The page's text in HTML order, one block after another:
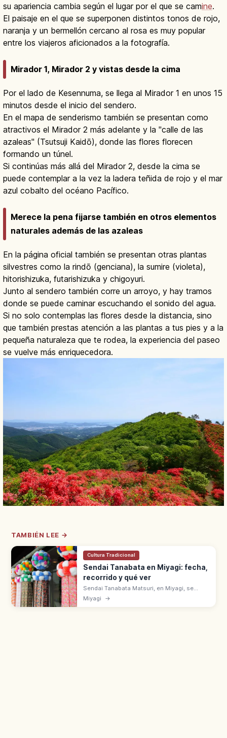
su apariencia cambia según el lugar por el que se camine.
El paisaje en el que se superponen distintos tonos de rojo,
naranja y un bermellón cercano al rosa es muy popular
entre los viajeros aficionados a la fotografía.
Mirador 1, Mirador 2 y vistas desde la cima
Por el lado de Kesennuma, se llega al Mirador 1 en unos 15
minutos desde el inicio del sendero.
En el mapa de senderismo también se presentan como
atractivos el Mirador 2 más adelante y la "calle de las
azaleas" (Tsutsuji Kaidō), donde las flores florecen
formando un túnel.
Si continúas más allá del Mirador 2, desde la cima se
puede contemplar a la vez la ladera teñida de rojo y el mar
azul cobalto del océano Pacífico.
Merece la pena fijarse también en otros elementos
naturales además de las azaleas
En la página oficial también se presentan otras plantas
silvestres como la rindō (genciana), la sumire (violeta),
hitorishizuka, futarishizuka y chigoyuri.
Junto al sendero también corre un arroyo, y hay tramos
donde se puede caminar escuchando el sonido del agua.
Si no solo contemplas las flores desde la distancia, sino
que también prestas atención a las plantas a tus pies y a la
pequeña naturaleza que te rodea, la experiencia del paseo
se vuelve más enriquecedora.
TAMBIÉN LEE →
Cultura Tradicional
Sendai Tanabata en Miyagi: fecha,
recorrido y qué ver
Sendai Tanabata Matsuri, en Miyagi, se
celebra del 6 al 8 de agosto. Decoraciones
de bambú en las galerías comerciales.
Miyagi →